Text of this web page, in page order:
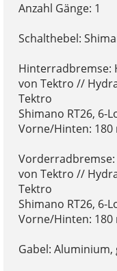
Anzahl Gänge: 1
Schalthebel:
Hinterradbremse:
von Tektro //
Tektro
Shimano RT26, 6-
Vorne/Hinten: 180
von Tektro //
Tektro
Shimano RT26, 6-
Vorne/Hinten: 180
Gabel: